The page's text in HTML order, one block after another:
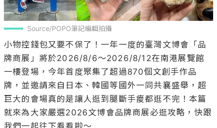
Source/POPO筆記編輯拍攝
小物控錢包又要不保了！一年一度的臺灣文博會「品
牌商展」將於2026/8/6～2026/8/12在南港展覽館
一樓登場，今年首度聚集了超過870個文創手作品
牌，並邀請來自日本、韓國等國外一同共襄盛舉，超
巨大的會場真的是讓人逛到腿斷手痠都逛不完！本篇
就來為大家嚴選2026文博會品牌商展必逛攻略，快跟
我們一起往下看看啦～